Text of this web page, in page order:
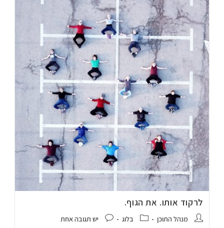
לרקוד אותו. את הגוף.
מנהל התוכן בלוג יש תגובה אחת